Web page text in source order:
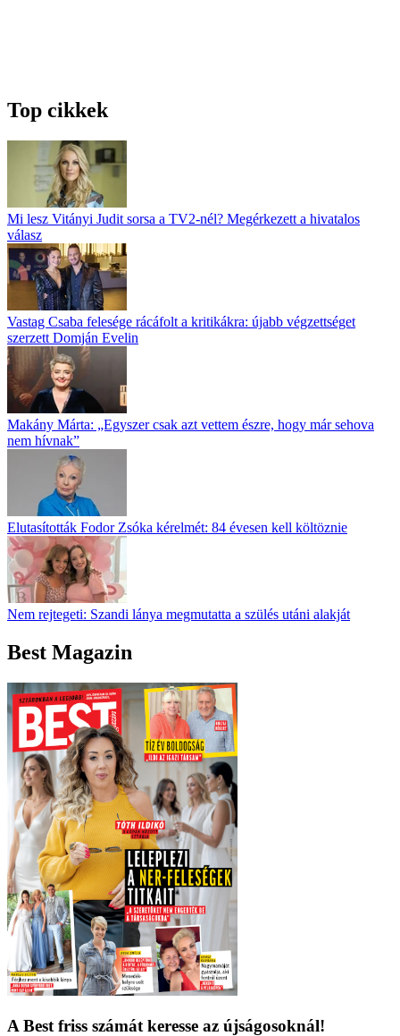
Top cikkek
Mi lesz Vitányi Judit sorsa a TV2-nél? Megérkezett a hivatalos
válasz
Vastag Csaba felesége rácáfolt a kritikákra: újabb végzettséget
szerzett Domján Evelin
Makány Márta: „Egyszer csak azt vettem észre, hogy már sehova
nem hívnak”
Elutasították Fodor Zsóka kérelmét: 84 évesen kell költöznie
Nem rejtegeti: Szandi lánya megmutatta a szülés utáni alakját
Best Magazin
A Best friss számát keresse az újságosoknál!